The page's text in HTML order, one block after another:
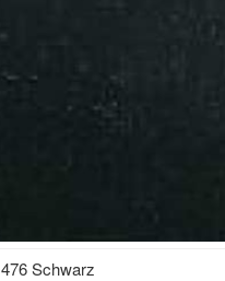
476 Schwarz